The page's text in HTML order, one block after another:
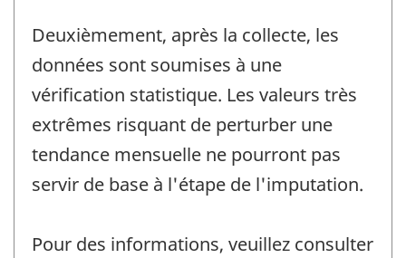
Deuxièmement, après la collecte, les
données sont soumises à une
vérification statistique. Les valeurs très
extrêmes risquant de perturber une
tendance mensuelle ne pourront pas
servir de base à l'étape de l'imputation.
Pour des informations, veuillez consulter